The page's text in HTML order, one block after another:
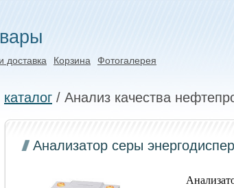
доставка Корзина Фотогалерея
каталог / Анализ качества
Анализатор серы